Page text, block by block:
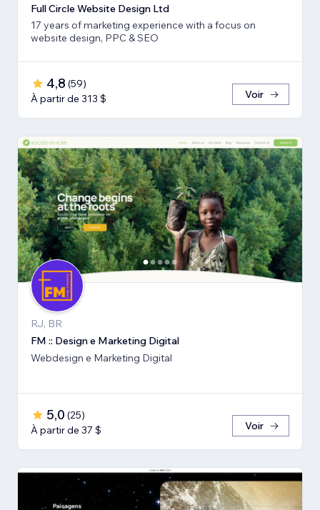
Full Circle Website Design Ltd
17 years of marketing experience with a focus on
website design, PPC & SEO
4,8 (59)
À partir de 313 $
Voir
RJ, BR
FM :: Design e Marketing Digital
Webdesign e Marketing Digital
5,0 (25)
À partir de 37 $
Voir